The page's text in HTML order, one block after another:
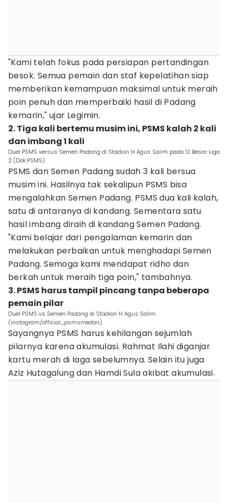
"Kami telah fokus pada persiapan pertandingan
besok. Semua pemain dan staf kepelatihan siap
memberikan kemampuan maksimal untuk meraih
poin penuh dan memperbaiki hasil di Padang
kemarin," ujar Legimin.
2. Tiga kali bertemu musim ini, PSMS kalah 2 kali
dan imbang 1 kali
Duel PSMS versus Semen Padang di Stadion H Agus Salim pada 12 Besar Liga
2 (Dok.PSMS)
PSMS dan Semen Padang sudah 3 kali bersua
musim ini. Hasilnya tak sekalipun PSMS bisa
mengalahkan Semen Padang. PSMS dua kali kalah,
satu di antaranya di kandang. Sementara satu
hasil imbang diraih di kandang Semen Padang.
"Kami belajar dari pengalaman kemarin dan
melakukan perbaikan untuk menghadapi Semen
Padang. Semoga kami mendapat ridho dan
berkah untuk meraih tiga poin," tambahnya.
3. PSMS harus tampil pincang tanpa beberapa
pemain pilar
Duel PSMS vs Semen Padang di Stadion H Agus Salim
(instagram/official_psmsmedan)
Sayangnya PSMS harus kehilangan sejumlah
pilarnya karena akumulasi. Rahmat Ilahi diganjar
kartu merah di laga sebelumnya. Selain itu juga
Aziz Hutagalung dan Hamdi Sula akibat akumulasi.